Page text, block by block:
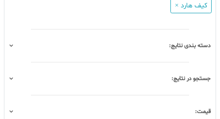
کیف هارد ×
دسته بندی نتایج:
جستجو در نتایج:
قیمت: